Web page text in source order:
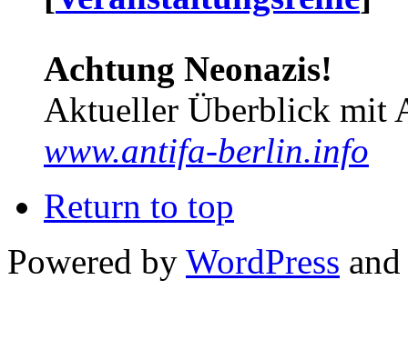
Achtung Neonazis!
Aktueller Überblick mit
www.antifa-berlin.info
Return to top
Powered by WordPress